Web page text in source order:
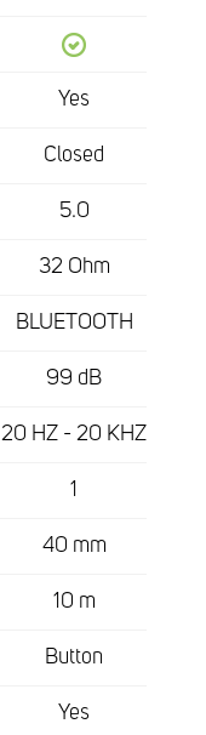
Yes
Closed
5.0
32 Ohm
BLUETOOTH
99 dB
20 HZ - 20 KHZ
1
40 mm
10 m
Button
Yes